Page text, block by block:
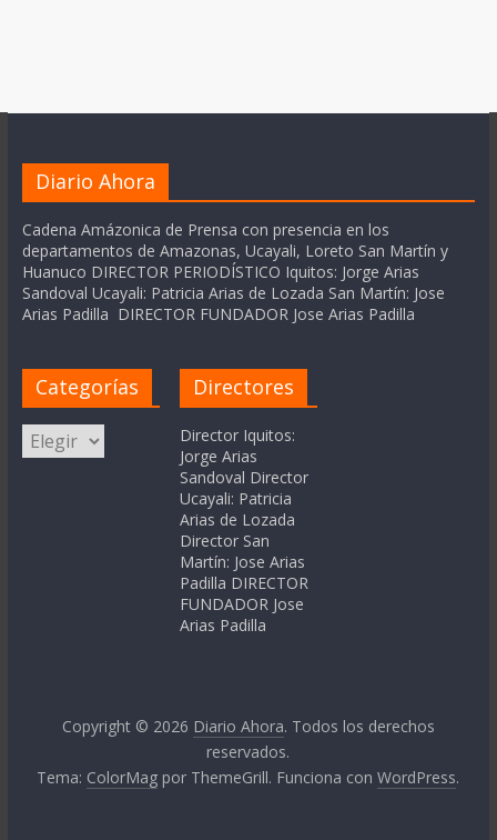
Diario Ahora
Cadena Amázonica de Prensa con presencia en los
departamentos de Amazonas, Ucayali, Loreto San Martín y
Huanuco DIRECTOR PERIODÍSTICO Iquitos: Jorge Arias
Sandoval Ucayali: Patricia Arias de Lozada San Martín: Jose
Arias Padilla DIRECTOR FUNDADOR Jose Arias Padilla
Categorías
Categorías
Directores
Director Iquitos:
Jorge Arias
Sandoval Director
Ucayali: Patricia
Arias de Lozada
Director San
Martín: Jose Arias
Padilla DIRECTOR
FUNDADOR Jose
Arias Padilla
Copyright © 2026 Diario Ahora. Todos los derechos
reservados.
Tema: ColorMag por ThemeGrill. Funciona conWordPress.